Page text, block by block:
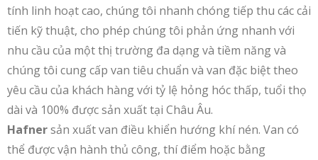
tính linh hoạt cao, chúng tôi nhanh chóng tiếp thu các cải
tiến kỹ thuật, cho phép chúng tôi phản ứng nhanh với
nhu cầu của một thị trường đa dạng và tiềm năng và
chúng tôi cung cấp van tiêu chuẩn và van đặc biệt theo
yêu cầu của khách hàng với tỷ lệ hỏng hóc thấp, tuổi thọ
dài và 100% được sản xuất tại Châu Âu.
Hafnersản xuất van điều khiển hướng khí nén. Van có
thể được vận hành thủ công, thí điểm hoặc bằng